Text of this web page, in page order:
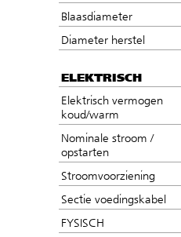
Blaasdiameter
Diameter herstel
ELEKTRISCH
Elektrisch vermogen
koud/warm
Nominale stroom /
opstarten
Stroomvoorziening
Sectie voedingskabel
FYSISCH